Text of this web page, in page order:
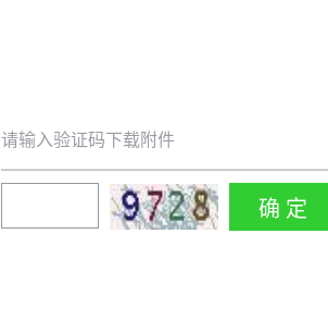
请输入验证码下载附件